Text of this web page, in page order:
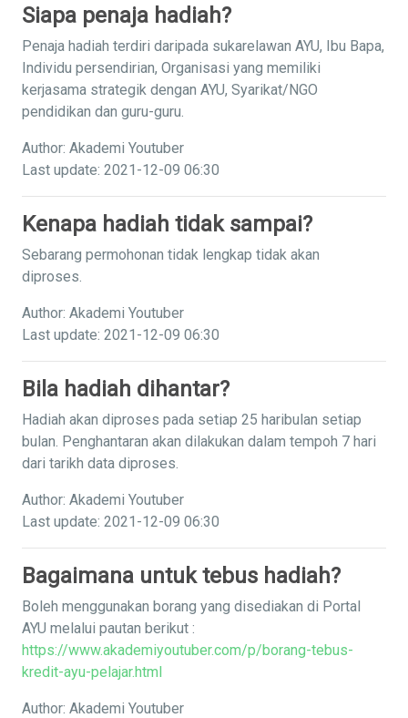
Siapa penaja hadiah?
Penaja hadiah terdiri daripada sukarelawan AYU, Ibu Bapa,
Individu persendirian, Organisasi yang memiliki
kerjasama strategik dengan AYU, Syarikat/NGO
pendidikan dan guru-guru.
Author: Akademi Youtuber
Last update: 2021-12-09 06:30
Kenapa hadiah tidak sampai?
Sebarang permohonan tidak lengkap tidak akan
diproses.
Author: Akademi Youtuber
Last update: 2021-12-09 06:30
Bila hadiah dihantar?
Hadiah akan diproses pada setiap 25 haribulan setiap
bulan. Penghantaran akan dilakukan dalam tempoh 7 hari
dari tarikh data diproses.
Author: Akademi Youtuber
Last update: 2021-12-09 06:30
Bagaimana untuk tebus hadiah?
Boleh menggunakan borang yang disediakan di Portal
AYU melalui pautan berikut :
https://www.akademiyoutuber.com/p/borang-tebus-
kredit-ayu-pelajar.html
Author: Akademi Youtuber